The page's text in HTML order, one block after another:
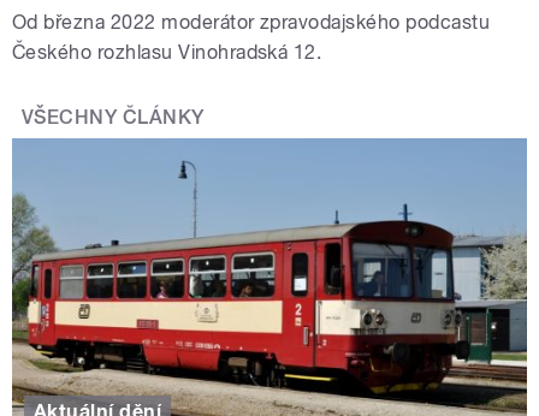
Od března 2022 moderátor zpravodajského podcastu
Českého rozhlasu Vinohradská 12.
VŠECHNY ČLÁNKY
Aktuální dění